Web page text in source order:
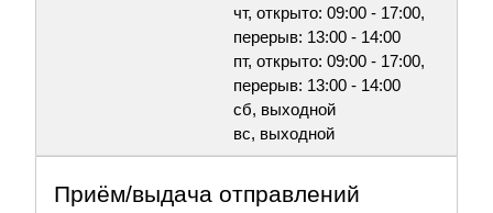
чт, открыто: 09:00 - 17:00,
перерыв: 13:00 - 14:00
пт, открыто: 09:00 - 17:00,
перерыв: 13:00 - 14:00
сб, выходной
вс, выходной
Приём/выдача отправлений